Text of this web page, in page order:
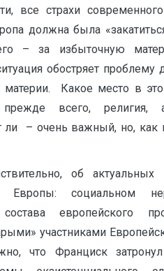
все страхи
должна была
– за избыточную
обостряет проблему
Какое место в
прежде всего, религия,
ли – очень важный, но,
об актуальных
Европы: социальном
европейского
участниками
что Франциск